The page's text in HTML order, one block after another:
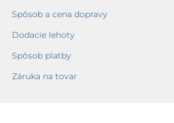
Spôsob a cena dopravy
Dodacie lehoty
Spôsob platby
Záruka na tovar